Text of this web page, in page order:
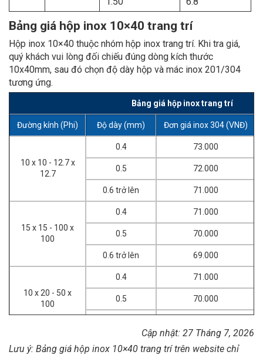
Bảng giá hộp inox 10×40 trang trí
Hộp inox 10×40 thuộc nhóm hộp inox trang trí. Khi tra giá,
quý khách vui lòng đối chiếu đúng dòng kích thước
10x40mm, sau đó chọn độ dày hộp và mác inox 201/304
tương ứng.
Bảng giá hộp inox trang trí
Đường kính (Phi) Độ dày (mm) Đơn giá inox 304 (VNĐ)
10 x 10 - 12.7 x
12.7
0.4 73.000
0.5 72.000
0.6 trở lên 71.000
15 x 15 - 100 x
100
0.4 71.000
0.5 70.000
0.6 trở lên 69.000
10 x 20 - 50 x
100
0.4 71.000
0.5 70.000
Cập nhật: 27 Tháng 7, 2026
Lưu ý: Bảng giá hộp inox 10×40 trang trí trên website chỉ